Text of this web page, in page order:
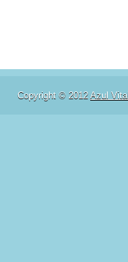
Copyright © 2012 Azul